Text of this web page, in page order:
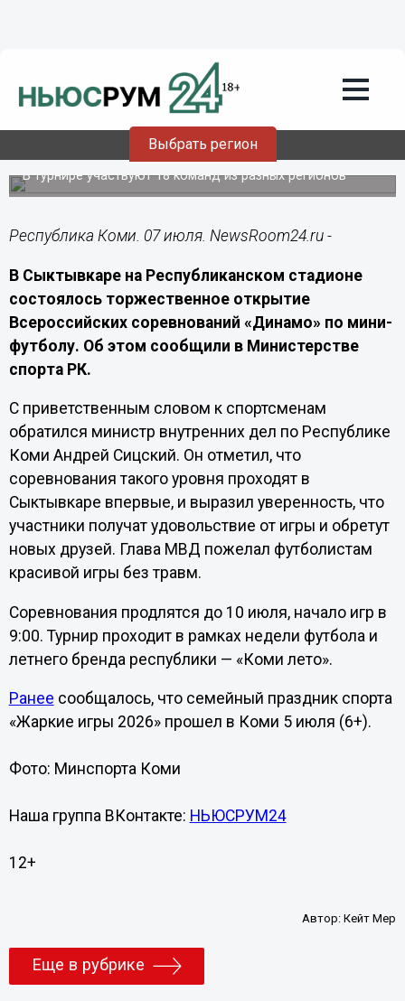
Выбрать регион
07.07.202620:30
В Коми стартовали всероссийские
соревнования по мини-футболу
В турнире участвуют 18 команд из разных регионов
Республика Коми. 07 июля. NewsRoom24.ru -
В Сыктывкаре на Республиканском стадионе
состоялось торжественное открытие
Всероссийских соревнований «Динамо» по мини-
футболу. Об этом сообщили в Министерстве
спорта РК.
С приветственным словом к спортсменам
обратился министр внутренних дел по Республике
Коми Андрей Сицский. Он отметил, что
соревнования такого уровня проходят в
Сыктывкаре впервые, и выразил уверенность, что
участники получат удовольствие от игры и обретут
новых друзей. Глава МВД пожелал футболистам
красивой игры без травм.
Соревнования продлятся до 10 июля, начало игр в
9:00. Турнир проходит в рамках недели футбола и
летнего бренда республики — «Коми лето».
Ранее сообщалось, что семейный праздник спорта
«Жаркие игры 2026» прошел в Коми 5 июля (6+).
Фото: Минспорта Коми
Наша группа ВКонтакте: НЬЮСРУМ24
12+
Автор:Кейт Мер
Еще в рубрике